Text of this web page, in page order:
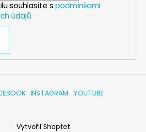
souhlasíte s podmínkami
údajů
INSTAGRAM YOUTUBE
Vytvořil Shoptet